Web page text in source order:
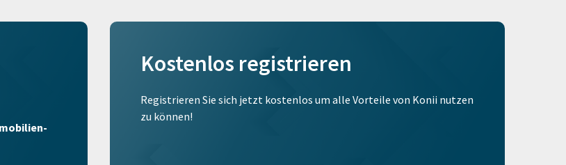
Kostenlos registrieren
Registrieren Sie sich jetzt kostenlos um alle Vorteile von Konii nutzen
zu können!